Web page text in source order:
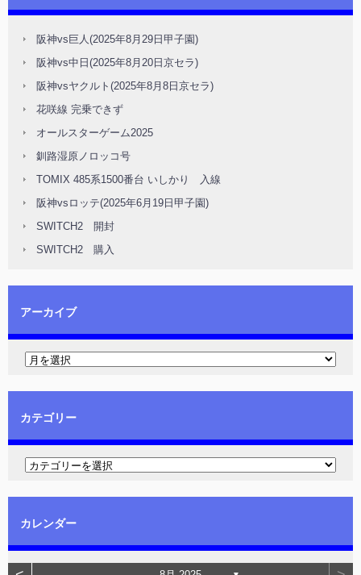
阪神vs巨人(2025年8月29日甲子園)
阪神vs中日(2025年8月20日京セラ)
阪神vsヤクルト(2025年8月8日京セラ)
花咲線 完乗できず
オールスターゲーム2025
釧路湿原ノロッコ号
TOMIX 485系1500番台 いしかり 入線
阪神vsロッテ(2025年6月19日甲子園)
SWITCH2 開封
SWITCH2 購入
アーカイブ
カテゴリー
カレンダー